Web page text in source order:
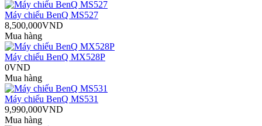
Máy chiếu BenQ MS527
8,500,000VND
Mua hàng
Máy chiếu BenQ MX528P
0VND
Mua hàng
Máy chiếu BenQ MS531
9,990,000VND
Mua hàng